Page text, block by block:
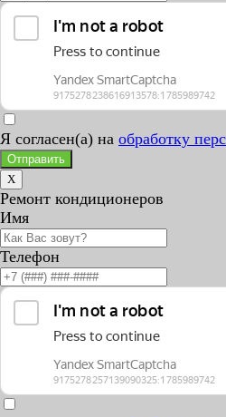
Я согласен(а) на обработку
Отправить
X
Ремонт кондиционеров
Имя
Телефон